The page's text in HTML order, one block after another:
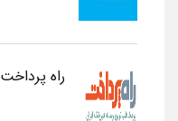
راه پرداخت